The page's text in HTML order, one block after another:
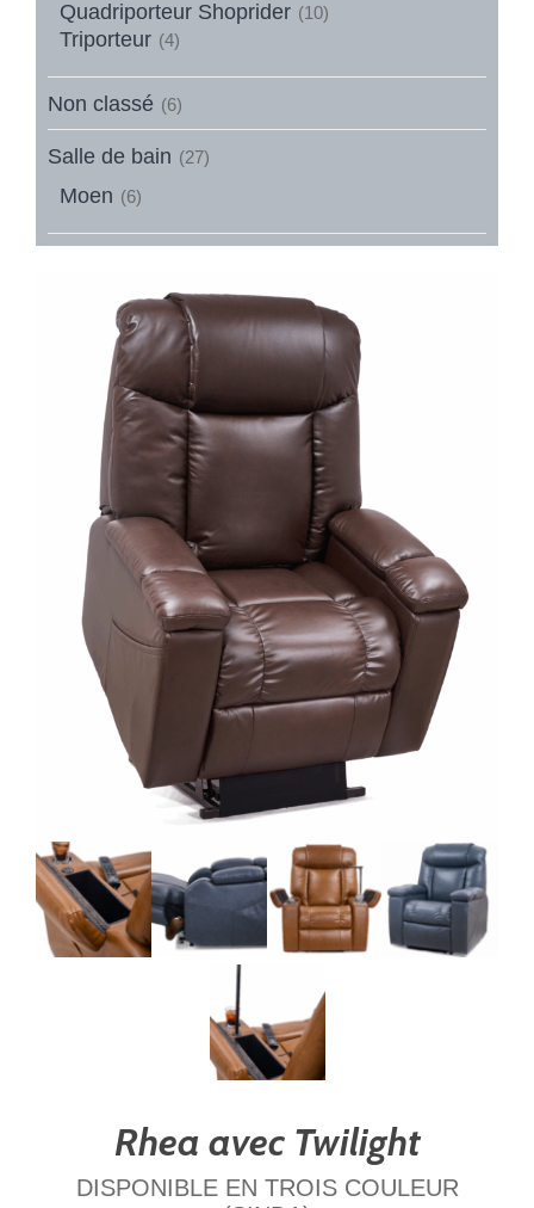
Quadriporteur Shoprider (10)
Triporteur (4)
Non classé (6)
Salle de bain (27)
Moen (6)
Rhea avec Twilight
DISPONIBLE EN TROIS COULEUR